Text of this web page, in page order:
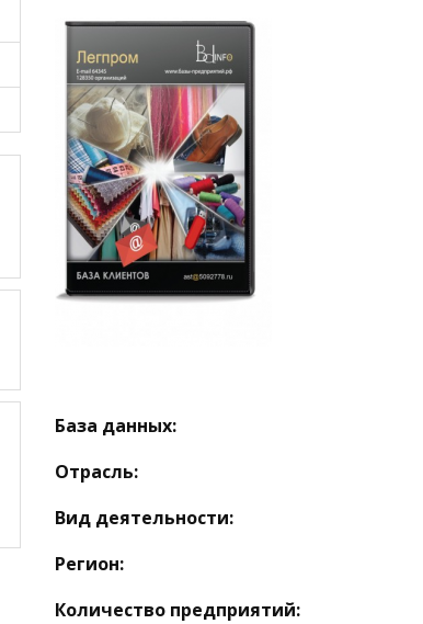
База данных:
Отрасль:
Вид деятельности:
Регион:
Количество предприятий: